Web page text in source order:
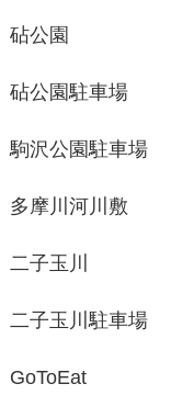
砧公園
砧公園駐車場
駒沢公園駐車場
多摩川河川敷
二子玉川
二子玉川駐車場
GoToEat